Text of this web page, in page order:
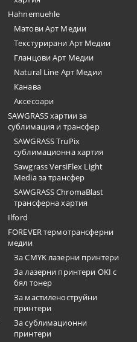
Hahnemuehle
Матови Арт Медии
Текстурирани Арт Медии
Гланцови Арт Медии
Natural Line Арт Медии
Канава
Аксесоари
SAWGRASS хартии за
сублимация и трансфер
SAWGRASS TruPix
сублимационна хартия
Sawgrass VersiFlex Light
Media за трансфер
SAWGRASS ChromaBlast
трансферна хартия
Ilford
FOREVER термотрансферни
медии
За CMYK лазерни принтери
За лазерни принтери OKI с
бял тонер
За мастиленоструйни
принтери
За сублимационни
принтери